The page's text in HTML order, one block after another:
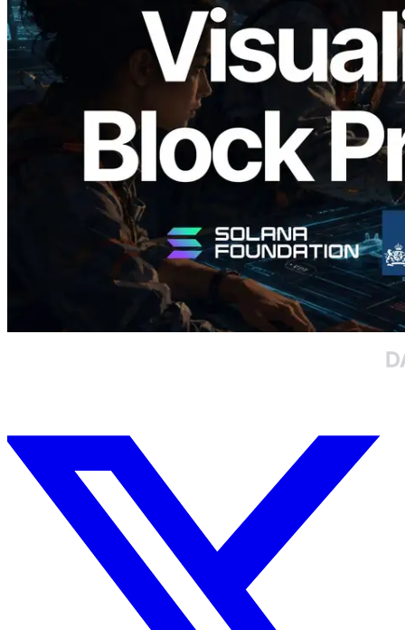
Validators Solutions lanza el Solana Block
Analyzer — Visualización del tiempo de
producción de bloque por slot y del
Validador asignado
Leer este artículo